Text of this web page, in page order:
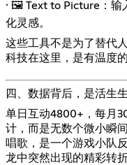
· 🖼️ Text to Picture：输
化灵感。
这些工具不是为了替代
科技在这里，是有温度的
四、数据背后，是活生
单日互动4800+，每月
计，而是无数个微小瞬
唱歌，是一个游戏小队
龙中突然出现的精彩转